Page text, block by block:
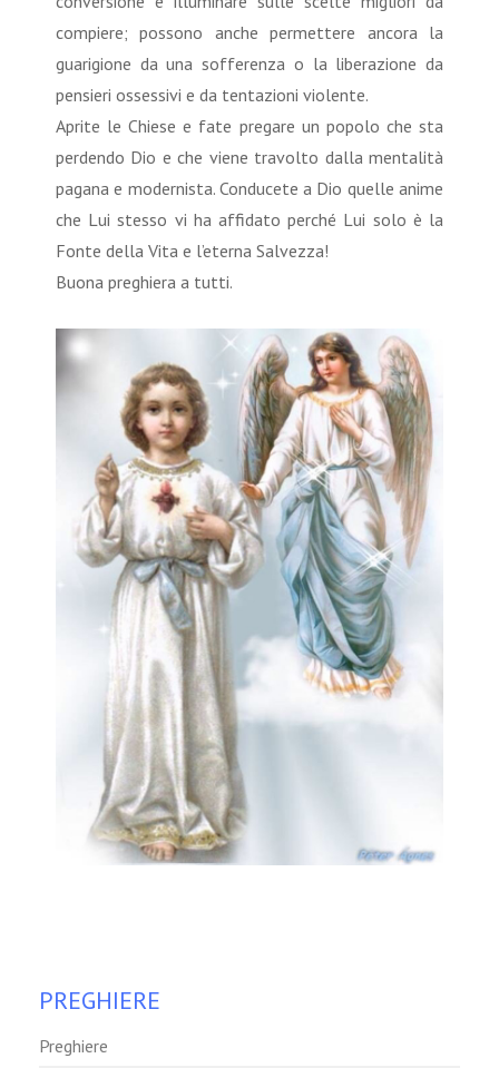
compiere; possono anche permettere ancora la
guarigione da una sofferenza o la liberazione da
pensieri ossessivi e da tentazioni violente.
Aprite le Chiese e fate pregare un popolo che sta
perdendo Dio e che viene travolto dalla mentalità
pagana e modernista. Conducete a Dio quelle anime
che Lui stesso vi ha affidato perché Lui solo è la
Fonte della Vita e l’eterna Salvezza!
Buona preghiera a tutti.
PREGHIERE
Preghiere